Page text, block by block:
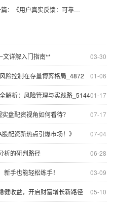
： 《用户真实反馈：可靠股票配资平台如何助您稳健获收益？》
03-30
文详解入门指南**
01-06
险控制在存量博弈格局_4872
01-17
解析：风险管理与实践路_5144
07-17
盘配资视角如何看待？
07-04
配资新热点引爆市场！》
06-28
析的研判路径
03-09
新手也能轻松练手！
05-10
收益，开启财富增长新路径